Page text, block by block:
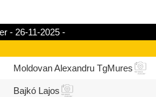
- 26-11-2025 -
Moldovan Alexandru TgMures
Bajkó Lajos